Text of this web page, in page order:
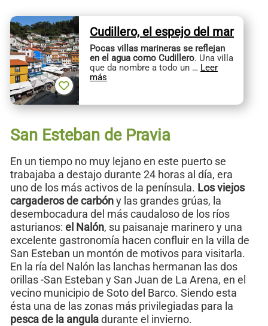
Cudillero, el espejo del mar
Pocas villas marineras se reflejan
en el agua como Cudillero. Una villa
que da nombre a todo un … Leer
más
San Esteban de Pravia
En un tiempo no muy lejano en este puerto se
trabajaba a destajo durante 24 horas al día, era
uno de los más activos de la península. Los viejos
cargaderos de carbóny las grandes grúas, la
desembocadura del más caudaloso de los ríos
asturianos: el Nalón, su paisanaje marinero y una
excelente gastronomía hacen confluir en la villa de
San Esteban un montón de motivos para visitarla.
En la ría del Nalón las lanchas hermanan las dos
orillas -San Esteban y San Juan de La Arena, en el
vecino municipio de Soto del Barco. Siendo esta
ésta una de las zonas más privilegiadas para la
pesca de la anguladurante el invierno.